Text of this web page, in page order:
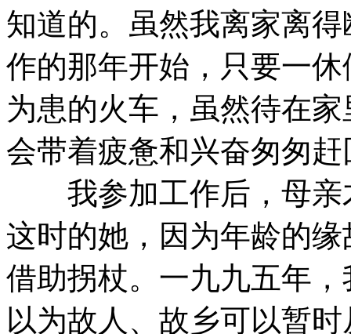
知道的。虽然我离家离
作的那年开始，只要一
为患的火车，虽然待在
会带着疲惫和兴奋匆匆
我参加工作后，母亲
这时的她，因为年龄的
借助拐杖。一九九五年
以为故人、故乡可以暂